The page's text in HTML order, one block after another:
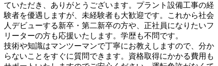
ていただき、ありがとうございます。プラント設備工事の経
験者を優遇しますが、未経験者も大歓迎です。これから社会
人デビューする新卒・第二新卒の方や、正社員になりたいフ
リーターの方も応援いたします。学歴も不問です。
技術や知識はマンツーマンで丁寧にお教えしますので、分か
らないことをすぐに質問できます。資格取得にかかる費用も